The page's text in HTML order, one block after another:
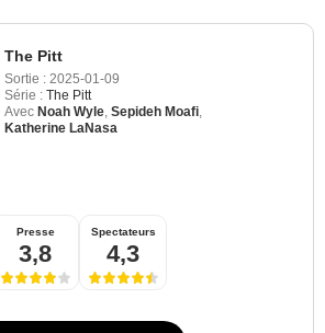
The Pitt
Sortie : 2025-01-09
Série : The Pitt
Avec Noah Wyle Sepideh Moafi
Katherine LaNasa
Presse
3,8
Spectateurs
4,3